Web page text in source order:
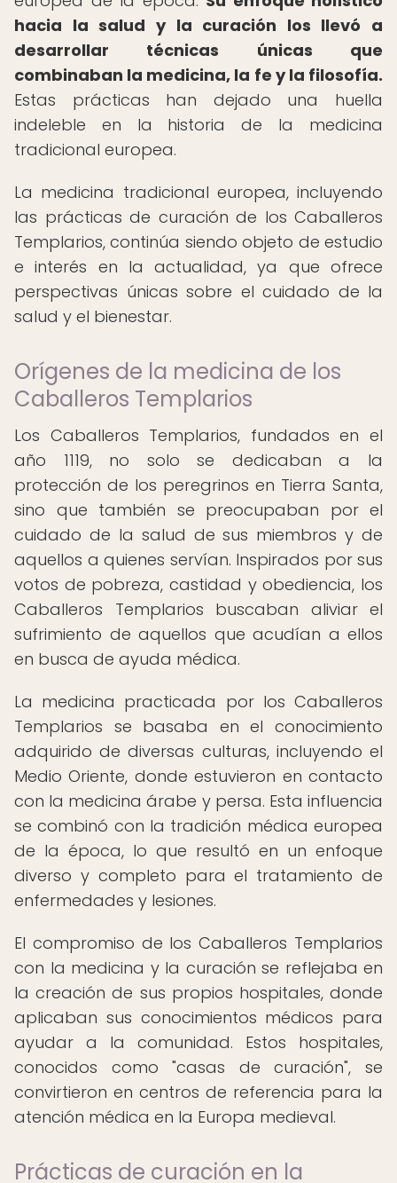
hacia la salud y la curación los llevó a
desarrollar técnicas únicas que
combinaban la medicina, la fe y la filosofía.
Estas prácticas han dejado una huella
indeleble en la historia de la medicina
tradicional europea.
La medicina tradicional europea, incluyendo
las prácticas de curación de los Caballeros
Templarios, continúa siendo objeto de estudio
e interés en la actualidad, ya que ofrece
perspectivas únicas sobre el cuidado de la
salud y el bienestar.
Orígenes de la medicina de los
Caballeros Templarios
Los Caballeros Templarios, fundados en el
año 1119, no solo se dedicaban a la
protección de los peregrinos en Tierra Santa,
sino que también se preocupaban por el
cuidado de la salud de sus miembros y de
aquellos a quienes servían. Inspirados por sus
votos de pobreza, castidad y obediencia, los
Caballeros Templarios buscaban aliviar el
sufrimiento de aquellos que acudían a ellos
en busca de ayuda médica.
La medicina practicada por los Caballeros
Templarios se basaba en el conocimiento
adquirido de diversas culturas, incluyendo el
Medio Oriente, donde estuvieron en contacto
con la medicina árabe y persa. Esta influencia
se combinó con la tradición médica europea
de la época, lo que resultó en un enfoque
diverso y completo para el tratamiento de
enfermedades y lesiones.
El compromiso de los Caballeros Templarios
con la medicina y la curación se reflejaba en
la creación de sus propios hospitales, donde
aplicaban sus conocimientos médicos para
ayudar a la comunidad. Estos hospitales,
conocidos como "casas de curación", se
convirtieron en centros de referencia para la
atención médica en la Europa medieval.
Prácticas de curación en la